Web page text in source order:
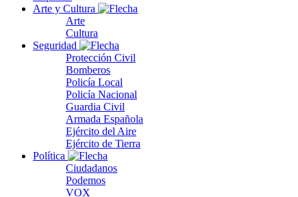
Arte y Cultura
Arte
Cultura
Seguridad
Protección Civil
Bomberos
Policía Local
Policía Nacional
Guardia Civil
Armada Española
Ejército del Aire
Ejército de Tierra
Política
Ciudadanos
Podemos
VOX